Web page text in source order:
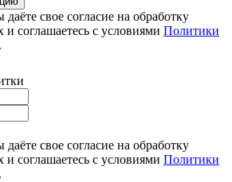
свое согласие на обработку
соглашаетесь с условиями Политики
.
свое согласие на обработку
соглашаетесь с условиями Политики
.